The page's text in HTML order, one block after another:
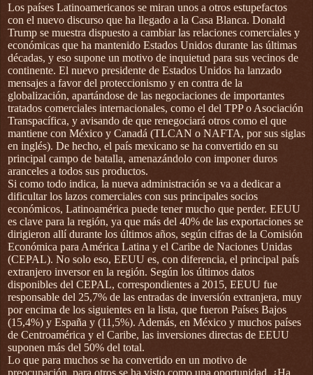
Los países Latinoamericanos se miran unos a otros estupefactos
con el nuevo discurso que ha llegado a la Casa Blanca. Donald
Trump se muestra dispuesto a cambiar las relaciones comerciales y
económicas que ha mantenido Estados Unidos durante las últimas
décadas, y eso supone un motivo de inquietud para sus vecinos de
continente. El nuevo presidente de Estados Unidos ha lanzado
mensajes a favor del proteccionismo y en contra de la
globalización, apartándose de las negociaciones de importantes
tratados comerciales internacionales, como el del TPP o Asociación
Transpacífica, y avisando de que renegociará otros como el que
mantiene con México y Canadá (TLCAN o NAFTA, por sus siglas
en inglés). De hecho, el país mexicano se ha convertido en su
principal campo de batalla, amenazándolo con imponer duros
aranceles a todos sus productos.
Si como todo indica, la nueva administración se va a dedicar a
dificultar los lazos comerciales con sus principales socios
económicos, Latinoamérica puede tener mucho que perder. EEUU
es clave para la región, ya que más del 40% de las exportaciones se
dirigieron allí durante los últimos años, según cifras de la Comisión
Económica para América Latina y el Caribe de Naciones Unidas
(CEPAL). No solo eso, EEUU es, con diferencia, el principal país
extranjero inversor en la región. Según los últimos datos
disponibles del CEPAL, correspondientes a 2015, EEUU fue
responsable del 25,7% de las entradas de inversión extranjera, muy
por encima de los siguientes en la lista, que fueron Países Bajos
(15,4%) y España y (11,5%). Además, en México y muchos países
de Centroamérica y el Caribe, las inversiones directas de EEUU
suponen más del 50% del total.
Lo que para muchos se ha convertido en un motivo de
preocupación, para otros se ha visto como una oportunidad. ¿Ha